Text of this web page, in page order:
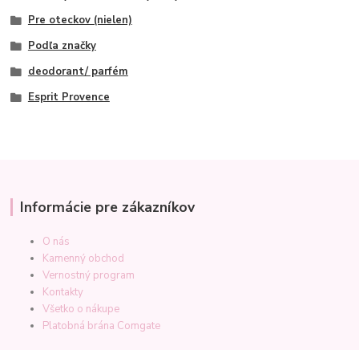
Pre oteckov (nielen)
Podľa značky
deodorant/ parfém
Esprit Provence
Informácie pre zákazníkov
O nás
Kamenný obchod
Vernostný program
Kontakty
Všetko o nákupe
Platobná brána Comgate